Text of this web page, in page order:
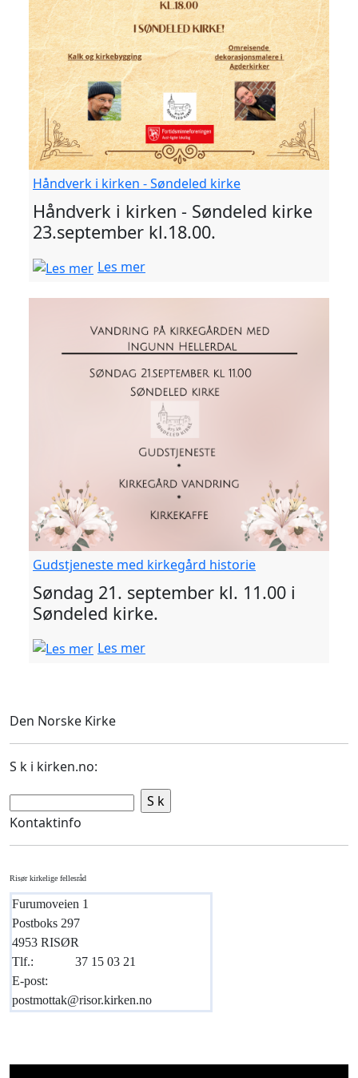
Håndverk i kirken - Søndeled kirke
Håndverk i kirken - Søndeled kirke
23.september kl.18.00.
Les mer
Gudstjeneste med kirkegård historie
Søndag 21. september kl. 11.00 i
Søndeled kirke.
Les mer
Den Norske Kirke
S k i kirken.no:
Kontaktinfo
Risør kirkelige fellesråd
Furumoveien 1
Postboks 297
4953 RISØR
Tlf.:
37 15 03 21
E-post:
postmottak@risor.kirken.no